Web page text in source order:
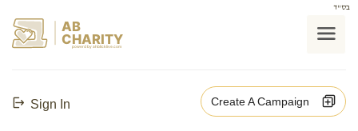
בס"ד
AB
CHARITY
powerd by ahblicklive.com
Sign In Create A Campaign